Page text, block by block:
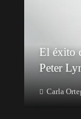
El éxito
Peter
Carla